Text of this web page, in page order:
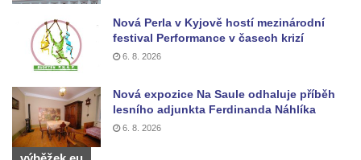
Cedronu
Křížová cesta Římov – IX. kaple – U
Křížová cesta Římov – VIII. kaple – Kristus
svázán a ze zahrady vyhnán
Křížová cesta Římov – VII. kaple – Políbení
Nová Perla v Kyjově hostí mezinárodní
festival Performance v časech krizí
6. 8. 2026
Nová expozice Na Saule odhaluje příběh
lesního adjunkta Ferdinanda Náhlíka
6. 8. 2026